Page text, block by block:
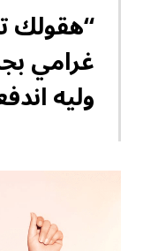
“هقولك
غرامي
وليه